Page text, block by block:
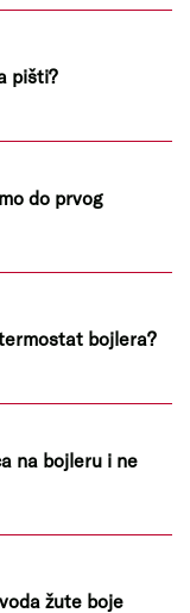
pišti?
do prvog
bojlera?
na bojleru i ne
žute boje